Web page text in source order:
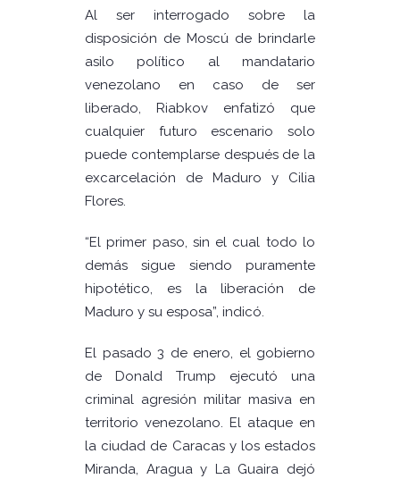
Al ser interrogado sobre la
disposición de Moscú de brindarle
asilo político al mandatario
venezolano en caso de ser
liberado, Riabkov enfatizó que
cualquier futuro escenario solo
puede contemplarse después de la
excarcelación de Maduro y Cilia
Flores.
“El primer paso, sin el cual todo lo
demás sigue siendo puramente
hipotético, es la liberación de
Maduro y su esposa”, indicó.
El pasado 3 de enero, el gobierno
de Donald Trump ejecutó una
criminal agresión militar masiva en
territorio venezolano. El ataque en
la ciudad de Caracas y los estados
Miranda, Aragua y La Guaira dejó